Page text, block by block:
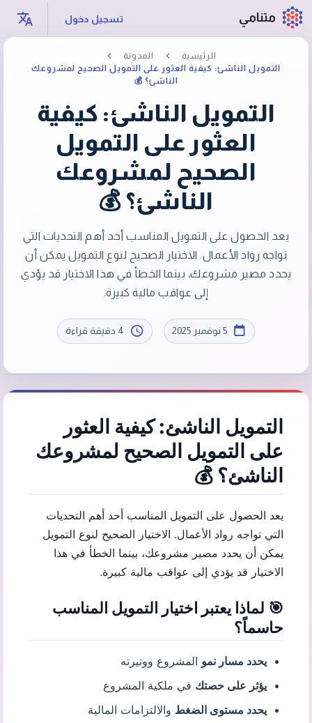
متنامي تسجيل دخول
الرئيسية
المدونة
التمويل الناشئ: كيفية العثور على التمويل الصحيح لمشروعك
الناشئ؟ 💰
التمويل الناشئ: كيفية
العثور على التمويل
الصحيح لمشروعك
الناشئ؟ 💰
يعد الحصول على التمويل المناسب أحد أهم التحديات التي
تواجه رواد الأعمال. الاختيار الصحيح لنوع التمويل يمكن أن
يحدد مصير مشروعك، بينما الخطأ في هذا الاختيار قد يؤدي
إلى عواقب مالية كبيرة.
5 نوفمبر 2025 4 دقيقة قراءة
التمويل الناشئ: كيفية العثور
على التمويل الصحيح لمشروعك
الناشئ؟ 💰
يعد الحصول على التمويل المناسب أحد أهم التحديات
التي تواجه رواد الأعمال. الاختيار الصحيح لنوع التمويل
يمكن أن يحدد مصير مشروعك، بينما الخطأ في هذا
الاختيار قد يؤدي إلى عواقب مالية كبيرة.
🎯 لماذا يعتبر اختيار التمويل المناسب
حاسماً؟
يحدد مسار نمو المشروع ووتيرته
يؤثر على حصتك في ملكية المشروع
يحدد مستوى الضغط والالتزامات المالية